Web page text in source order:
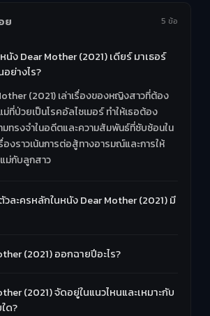
ย 5 ข้อ
นัง Dear Mother (2021) เดียร์ มาเธอร์
ย่างไร?
(2021) เล่าเรื่องของหญิงสาวที่ต้อง
ที่ป่วยเป็นโรคอัลไซเมอร์ ทำให้เธอต้อง
ทรงจำในอดีตและความสัมพันธ์ที่ซับซ้อนใน
องราวเน้นการต่อสู้ทางอารมณ์และการให้
ม่กับลูกสาว
ละครหลักในหนัง Dear Mother (2021) มี
(2021) ออกฉายปีอะไร?
(2021) จัดอยู่ในแนวไหนและเหมาะกับ
ด?